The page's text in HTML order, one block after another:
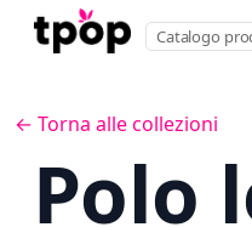
Catalogo
← Torna alle collezioni
Polo